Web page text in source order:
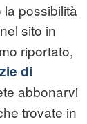
possibilità
nel sito in
riportato,
di
abbonarvi
trovate in